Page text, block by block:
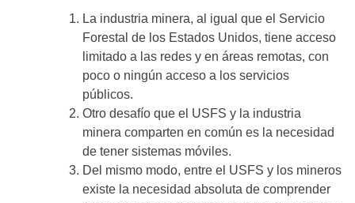
La industria minera, al igual que el Servicio
Forestal de los Estados Unidos, tiene acceso
limitado a las redes y en áreas remotas, con
poco o ningún acceso a los servicios
públicos.
Otro desafío que el USFS y la industria
minera comparten en común es la necesidad
de tener sistemas móviles.
Del mismo modo, entre el USFS y los mineros
existe la necesidad absoluta de comprender